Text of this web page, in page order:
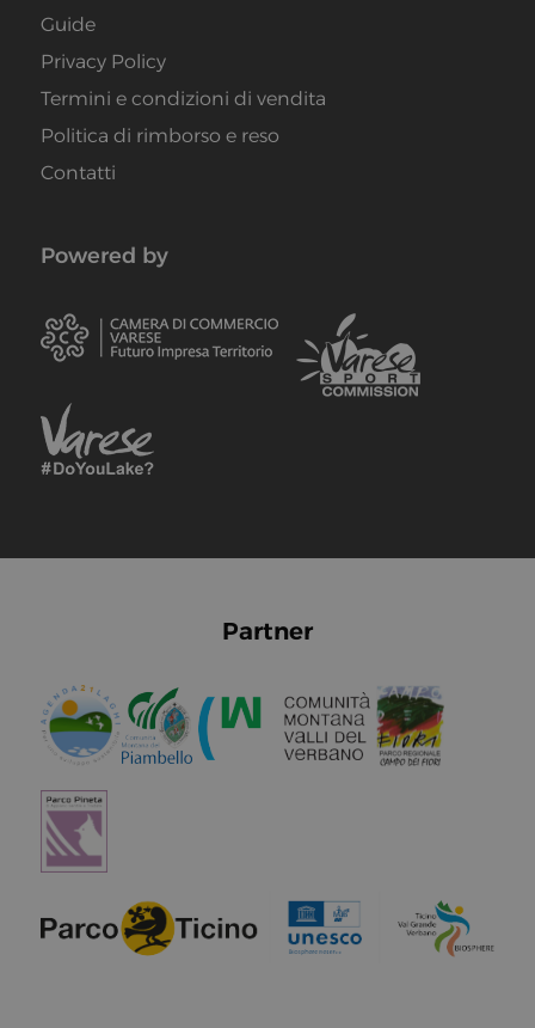
Guide
Privacy Policy
Termini e condizioni di vendita
Politica di rimborso e reso
Contatti
Powered by
Partner